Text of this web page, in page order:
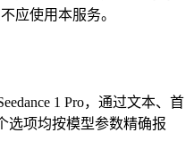
应使用本服务。
1 Pro，通过文本、首
选项均按模型参数精确报